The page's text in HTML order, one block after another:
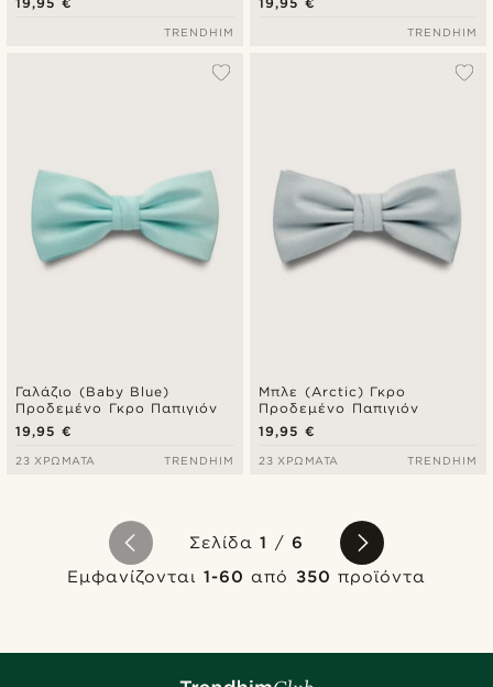
TRENDHIM TRENDHIM
Γαλάζιο (Baby Blue)
Προδεμένο Γκρο Παπιγιόν
19,95 €
23 ΧΡΏΜΑΤΑ TRENDHIM
Μπλε (Arctic) Γκρο
Προδεμένο Παπιγιόν
19,95 €
23 ΧΡΏΜΑΤΑ TRENDHIM
Σελίδα1 /6
Εμφανίζονται 1-60 από 350 προϊόντα